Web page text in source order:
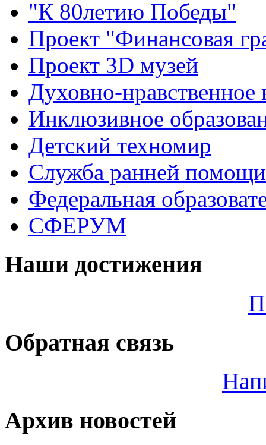
"К 80летию Победы"
Проект "Финансовая
Проект 3D музей
Духовно-нравственное
Инклюзивное
Детский техномир
Служба ранней помощи
Федеральная
СФЕРУМ
Наши достижения
Обратная связь
Архив новостей